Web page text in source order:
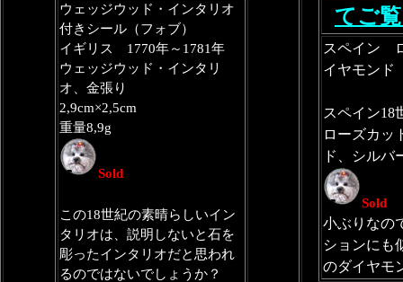
ウェッジウッド・インタリオ
付きシール（フォブ）
イギリス 1770年～1781年
ウェッジウッド・インタリ
オ、金張り
2,9cm×2,5cm
重量8,9g
Sold
この18世紀の素晴らしいイン
タリオは、説明しないと石を
彫ったインタリオだと思われ
るのではないでしょうか？
てご
スペイン
イヤモン
スペイン18
ローズカッ
ド、シルバ
Sold
小ぶりなの
ションにも
のダイヤモ